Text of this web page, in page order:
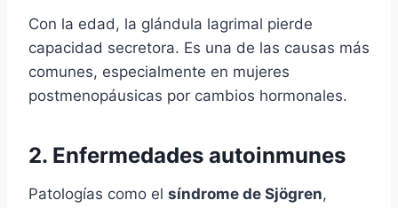
Con la edad, la glándula lagrimal pierde
capacidad secretora. Es una de las causas más
comunes, especialmente en mujeres
postmenopáusicas por cambios hormonales.
2. Enfermedades autoinmunes
Patologías como el síndrome de Sjögren,